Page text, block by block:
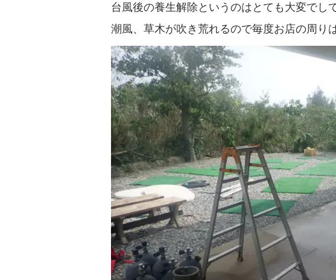
台風後の養生解除というのはとても大変でし
潮風、草木が吹き荒れるので毎度お店の周り